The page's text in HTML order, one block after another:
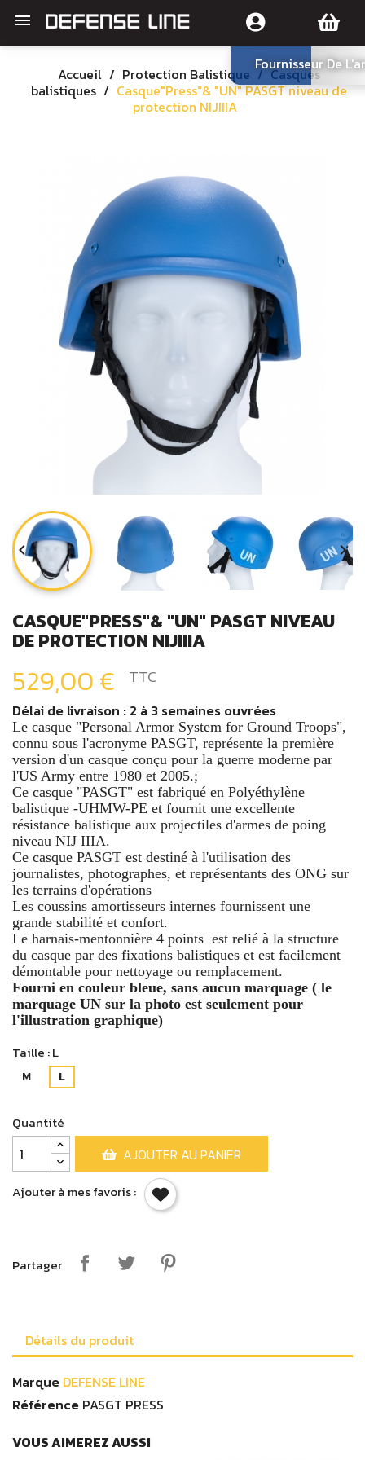

Fournisseur De
Accueil Protection Balistique
Casques
balistiques
Casque"Press"& "UN" PASGT niveau de
protection NIJIIIA
 
CASQUE"PRESS"& "UN" PASGT NIVEAU
DE PROTECTION NIJIIIA
529,00 € TTC
Délai de livraison : 2 à 3 semaines ouvrées
Le casque "Personal Armor System for Ground Troops",
connu sous l'acronyme PASGT, représente la première
version d'un casque conçu pour la guerre moderne par
l'US Army entre 1980 et 2005.;
Ce casque "PASGT" est fabriqué en Polyéthylène
balistique -UHMW-PE et fournit une excellente
résistance balistique aux projectiles d'armes de poing
niveau NIJ IIIA.
Ce casque PASGT est destiné à l'utilisation des
journalistes, photographes, et représentants des ONG sur
les terrains d'opérations
Les coussins amortisseurs internes fournissent une
grande stabilité et confort.
Le harnais-mentonnière 4 points est relié à la structure
du casque par des fixations balistiques et est facilement
démontable pour nettoyage ou remplacement.
Fourni en couleur bleue, sans aucun marquage ( le
marquage UN sur la photo est seulement pour
l'illustration graphique)
Taille : L
M L
Quantité
AJOUTER AU PANIER
Ajouter à mes favoris :
Partager
Détails du produit
Marque DEFENSE LINE
Référence PASGT PRESS
VOUS AIMEREZ AUSSI